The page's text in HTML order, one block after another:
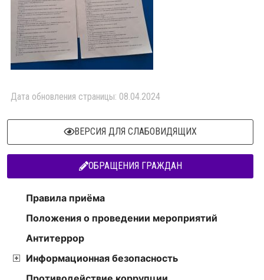
Дата обновления страницы: 08.04.2024
ВЕРСИЯ ДЛЯ СЛАБОВИДЯЩИХ
ОБРАЩЕНИЯ ГРАЖДАН
Правила приёма
Положения о проведении мероприятий
Антитеррор
Информационная безопасность